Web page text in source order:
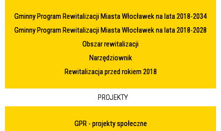
Gminny Program Rewitalizacji Miasta Włocławek na lata 2018-2034
Gminny Program Rewitalizacji Miasta Włocławek na lata 2018-2028
Obszar rewitalizacji
Narzędziownik
Rewitalizacja przed rokiem 2018
PROJEKTY
GPR - projekty społeczne